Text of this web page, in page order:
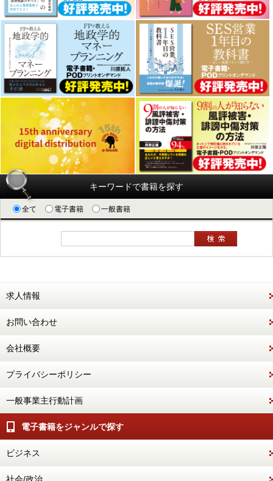
キーワードで書籍を探す
全て 電子書籍 一般書籍
求人情報
お問い合わせ
会社概要
プライバシーポリシー
一般事業主行動計画
電子書籍をジャンルで探す
ビジネス